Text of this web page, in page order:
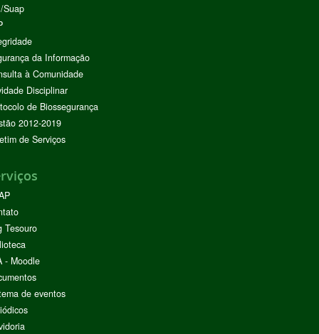
Suap
da Informação
à Comunidade
Disciplinar
de Biossegurança
2012-2019
de Serviços
Tesouro
- Moodle
de eventos